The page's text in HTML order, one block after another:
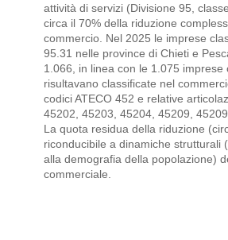
attività di servizi (Divisione 95,
circa il 70% della riduzione
commercio. Nel 2025 le imprese
95.31 nelle province di Chieti e
1.066, in linea con le 1.075 imprese
risultavano classificate nel
codici ATECO 452 e relative
45202, 45203, 45204, 45209,
La quota residua della riduzione
riconducibile a dinamiche strutturali
alla demografia della popolazione)
commerciale.